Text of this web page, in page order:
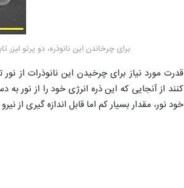
برای چرخاندن این نانوذره، دو پرتو
قدرت مورد نیاز برای چرخیدن این نانوذرات
کنند از آنجایی که این ذره انرژی خود را از نور
خود نور، مقدار بسیار کم اما قابل اندازه گیری از